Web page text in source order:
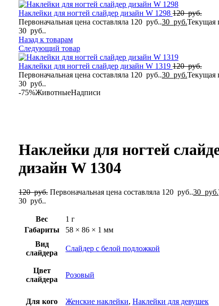
Наклейки для ногтей слайдер дизайн W 1298 120руб.
Первоначальная цена составляла 120 руб..30 руб.Текущая
30 руб..
Назад к товарам
Следующий товар
Наклейки для ногтей слайдер дизайн W 1319 120руб.
Первоначальная цена составляла 120 руб..30 руб.Текущая
30 руб..
-75%ЖивотныеНадписи
Наклейки для ногтей
дизайн W 1304
120руб. Первоначальная цена составляла 120 руб..30 руб.
30 руб..
Вес
1 г
Габариты
58 × 86 × 1 мм
Вид
слайдера
Слайдер с белой подложкой
Цвет
слайдера
Розовый
Для кого Женские наклейки, Наклейки для девушек